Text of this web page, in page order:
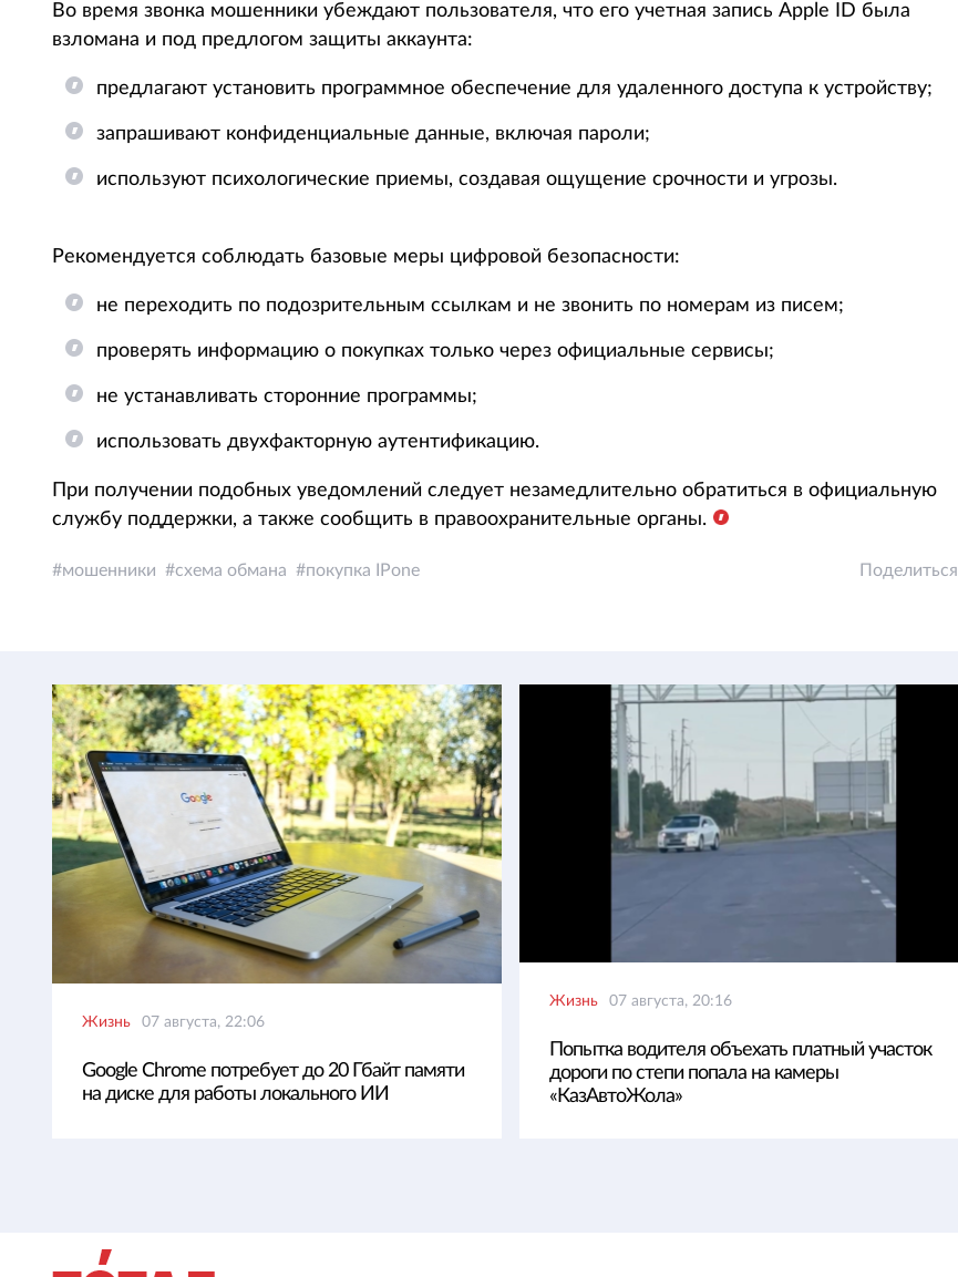
Во время звонка мошенники убеждают пользователя, что его учетная запись Apple ID была
взломана и под предлогом защиты аккаунта:
предлагают установить программное обеспечение для удаленного доступа к устройству;
запрашивают конфиденциальные данные, включая пароли;
используют психологические приемы, создавая ощущение срочности и угрозы.
Рекомендуется соблюдать базовые меры цифровой безопасности:
не переходить по подозрительным ссылкам и не звонить по номерам из писем;
проверять информацию о покупках только через официальные сервисы;
не устанавливать сторонние программы;
использовать двухфакторную аутентификацию.
При получении подобных уведомлений следует незамедлительно обратиться в официальную
службу поддержки, а также сообщить в правоохранительные органы.
мошенники схема обмана покупка IPone Поделиться
Жизнь 07 августа, 22:06
Google Chrome потребует до 20 Гбайт памяти
на диске для работы локального ИИ
Жизнь 07 августа, 20:16
Попытка водителя объехать платный участок
дороги по степи попала на камеры
«КазАвтоЖола»